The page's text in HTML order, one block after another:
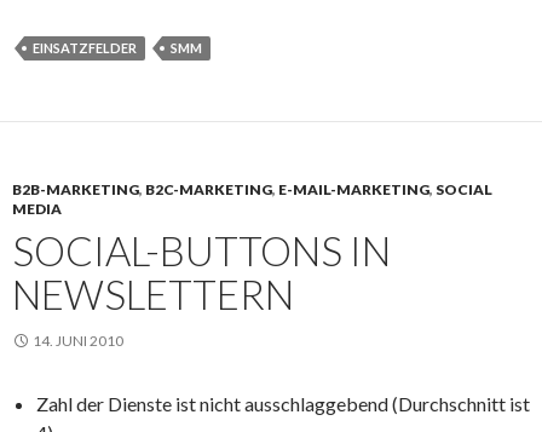
EINSATZFELDER SMM
B2B-MARKETING, B2C-MARKETING, E-MAIL-MARKETING, SOCIAL
MEDIA
SOCIAL-BUTTONS IN
NEWSLETTERN
14. JUNI 2010
Zahl der Dienste ist nicht ausschlaggebend (Durchschnitt ist